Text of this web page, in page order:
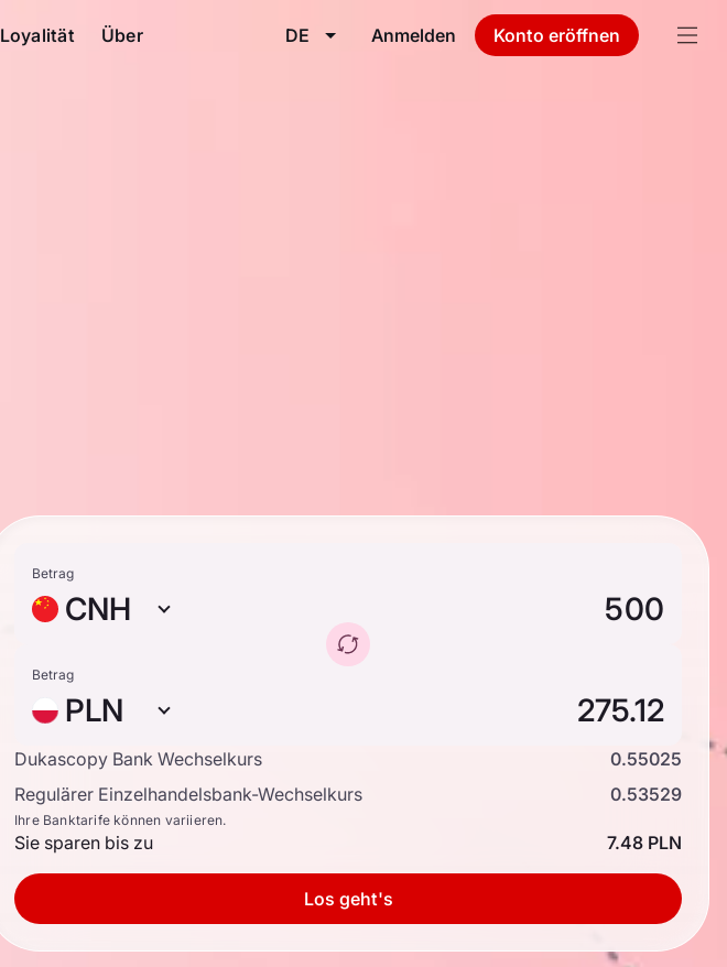
Loyalität Über DE Anmelden Konto eröffnen
Betrag
CNH
Betrag
PLN
Dukascopy Bank Wechselkurs
0.55025
Regulärer Einzelhandelsbank-Wechselkurs
0.53529
Ihre Banktarife können variieren.
Sie sparen bis zu 7.48 PLN
Los geht's